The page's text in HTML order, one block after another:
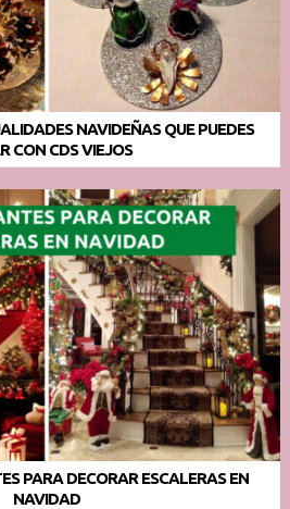
NAVIDEÑAS QUE PUEDES
CON CDS VIEJOS
PARA DECORAR ESCALERAS EN
NAVIDAD